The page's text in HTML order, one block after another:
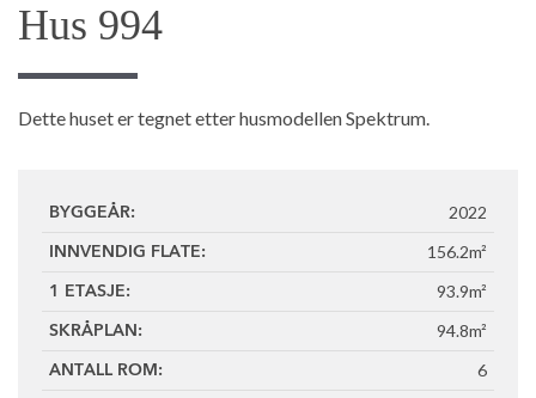
Hus 994
Dette huset er tegnet etter husmodellen Spektrum.
BYGGEÅR: 2022
INNVENDIG FLATE: 156.2m²
1 ETASJE: 93.9m²
SKRÅPLAN: 94.8m²
ANTALL ROM: 6